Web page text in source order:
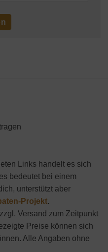
Links handelt es sich
bedeutet bei einem
unterstützt aber
Projekt.
Versand zum Zeitpunkt
Preise können sich
Alle Angaben ohne